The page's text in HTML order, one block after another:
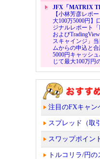
JFX「MATRIX
【小林芳彦レポ
大100万5000円】
ジナルレポート
および
スキャインジ」
ムからの申込と
5000円キャッシ
じて最大100万円
注目のFXキャン
スプレッド（取
スワップポイン
トルコリラ/円